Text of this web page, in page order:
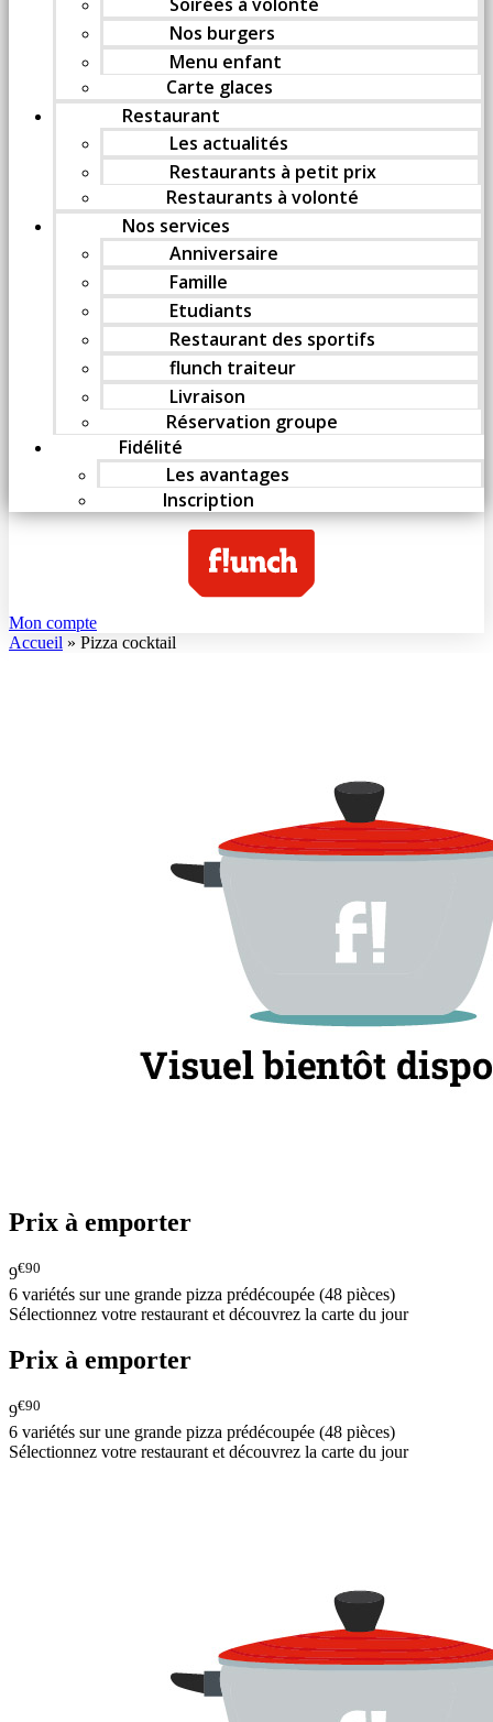
Nos burgers
Menu enfant
Carte glaces
Restaurant
Les actualités
Restaurants à petit prix
Restaurants à volonté
Nos services
Anniversaire
Famille
Etudiants
Restaurant des sportifs
flunch traiteur
Livraison
Réservation groupe
Fidélité
Les avantages
Inscription
Mon compte
Accueil » Pizza cocktail
Prix à emporter
9€90
6 variétés sur une grande pizza prédécoupée (48 pièces)
Sélectionnez votre restaurant et découvrez la carte du jour
Prix à emporter
9€90
6 variétés sur une grande pizza prédécoupée (48 pièces)
Sélectionnez votre restaurant et découvrez la carte du jour